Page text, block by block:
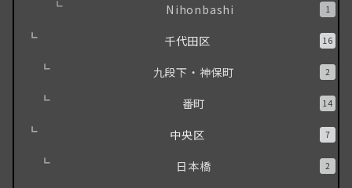
Nihonbashi 1
千代田区 16
九段下・神保町 2
番町 14
中央区 7
日本橋 2